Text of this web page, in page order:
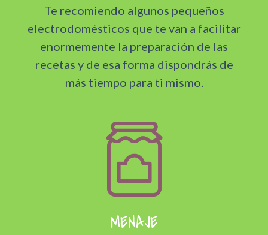
Te recomiendo algunos pequeños
electrodomésticos que te van a facilitar
enormemente la preparación de las
recetas y de esa forma dispondrás de
más tiempo para ti mismo.
MENAJE